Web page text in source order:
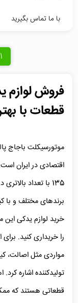
با ما تماس بگیرید
1
قطعات با
اقتصادی در ایران
135 با تعداد
برندهای مختلف و با
خرید لوازم یدکی این
را خریداری کنید.
مواردی مثل اصالت،
تولیدکننده اشاره
قطعاتی هستند که